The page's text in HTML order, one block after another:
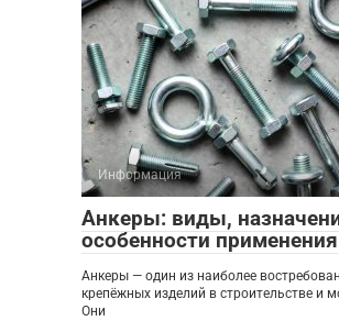
Информация
Анкеры: виды,
особенности применения
Анкеры — один из наиболее
крепёжных изделий в строительстве и
Они